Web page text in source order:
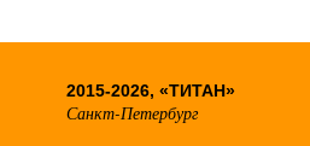
2015-2026, «ТИТАН»
Санкт-Петербург